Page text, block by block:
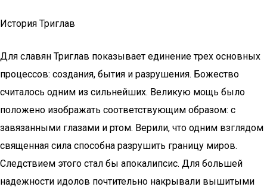
История Триглав
Для славян Триглав показывает единение трех основных
процессов: создания, бытия и разрушения. Божество
считалось одним из сильнейших. Великую мощь было
положено изображать соответствующим образом: с
завязанными глазами и ртом. Верили, что одним взглядом
священная сила способна разрушить границу миров.
Следствием этого стал бы апокалипсис. Для большей
надежности идолов почтительно накрывали вышитыми